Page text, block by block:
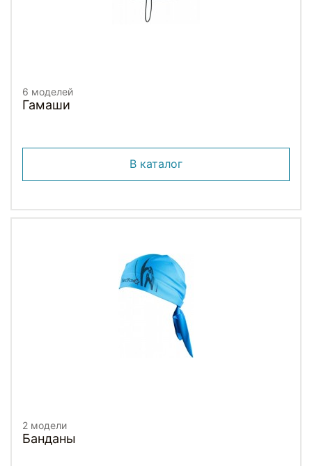
6 моделей
Гамаши
В каталог
2 модели
Банданы